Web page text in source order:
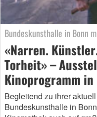
Bundeskunsthalle in Bonn
«Narren.
Torheit» –
Kinoprogramm in
Begleitend zu ihrer
Bundeskunsthalle in